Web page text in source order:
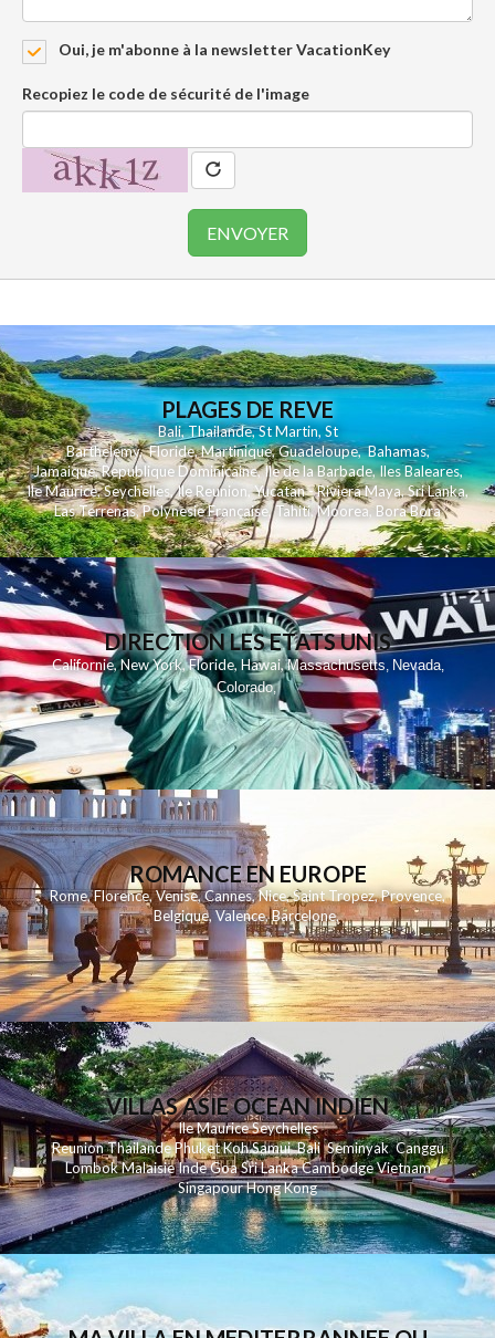
Oui, je m'abonne à la newsletter VacationKey
Recopiez le code de sécurité de l'image
PLAGES DE REVE
Bali,Thailande,St Martin,St
Barthelemy,Floride,Martinique,Guadeloupe,Bahamas,
Jamaique,Republique Dominicaine,Ile de la Barbade,Iles Baleares,
Ile Maurice,Seychelles,Ile Reunion,Yucatan - Riviera Maya,Sri Lanka,
Las Terrenas,Polynesie Française,Tahiti,Moorea, Bora Bora
DIRECTION LES ETATS UNIS
Californie,New York,Floride,Hawai,Massachusetts, Nevada,
Colorado,
ROMANCE EN EUROPE
Rome,Florence,Venise,Cannes,Nice,Saint Tropez,Provence,
Belgique,Valence,Barcelone,
VILLAS ASIE OCEAN INDIEN
Ile MauriceSeychelles
ReunionThailandePhuketKohSamui Bali SeminyakCanggu
LombokMalaisieIndeGoaSri LankaCambodgeVietnam
SingapourHong Kong